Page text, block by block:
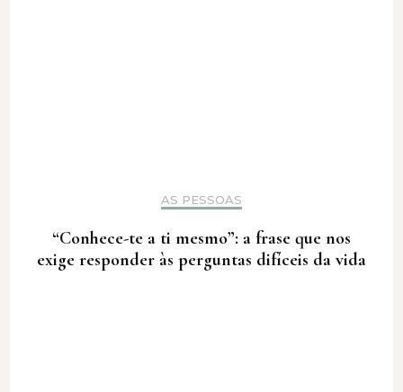
AS PESSOAS
“Conhece-te a ti mesmo”: a frase que nos
exige responder às perguntas difíceis da vida